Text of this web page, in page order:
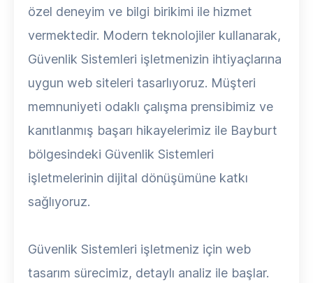
özel deneyim ve bilgi birikimi ile hizmet
vermektedir. Modern teknolojiler kullanarak,
Güvenlik Sistemleri işletmenizin ihtiyaçlarına
uygun web siteleri tasarlıyoruz. Müşteri
memnuniyeti odaklı çalışma prensibimiz ve
kanıtlanmış başarı hikayelerimiz ile Bayburt
bölgesindeki Güvenlik Sistemleri
işletmelerinin dijital dönüşümüne katkı
sağlıyoruz.
Güvenlik Sistemleri işletmeniz için web
tasarım sürecimiz, detaylı analiz ile başlar.